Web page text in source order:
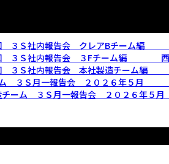
３Ｓ社内報告会 クレアBチーム編
３Ｓ社内報告会 ３Fチーム編 西研
３Ｓ社内報告会 本社製造チーム編
ム ３Ｓ月一報告会 ２０２６年５月
チーム ３Ｓ月一報告会 ２０２６年